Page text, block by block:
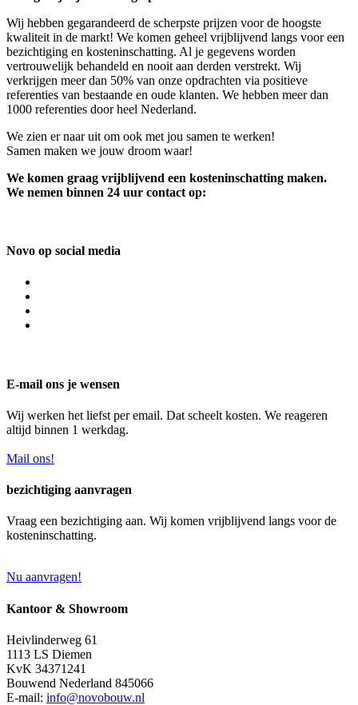
Wij hebben gegarandeerd de scherpste prijzen voor de hoogste
kwaliteit in de markt! We komen geheel vrijblijvend langs voor een
bezichtiging en kosteninschatting. Al je gegevens worden
vertrouwelijk behandeld en nooit aan derden verstrekt. Wij
verkrijgen meer dan 50% van onze opdrachten via positieve
referenties van bestaande en oude klanten. We hebben meer dan
1000 referenties door heel Nederland.
We zien er naar uit om ook met jou samen te werken!
Samen maken we jouw droom waar!
We komen graag vrijblijvend een kosteninschatting maken.
We nemen binnen 24 uur contact op:
Novo op social media
E-mail ons je wensen
Wij werken het liefst per email. Dat scheelt kosten. We reageren
altijd binnen 1 werkdag.
Mail ons!
bezichtiging aanvragen
Vraag een bezichtiging aan. Wij komen vrijblijvend langs voor de
kosteninschatting.
Nu aanvragen!
Kantoor & Showroom
Heivlinderweg 61
1113 LS Diemen
KvK 34371241
Bouwend Nederland 845066
E-mail: info@novobouw.nl